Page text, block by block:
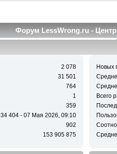
Форум LessWrong.ru - Центр
2 078
31 501
764
1
359
34 404 - 07 Мая 2026, 09:10
902
153 905 875
Новых
Всего